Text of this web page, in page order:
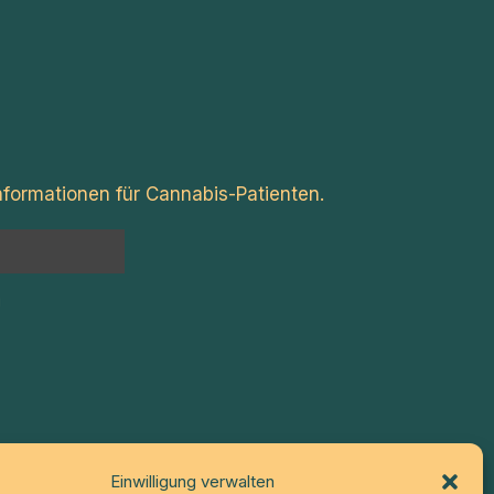
Einwilligung verwalten
für Cannabis-Patienten.